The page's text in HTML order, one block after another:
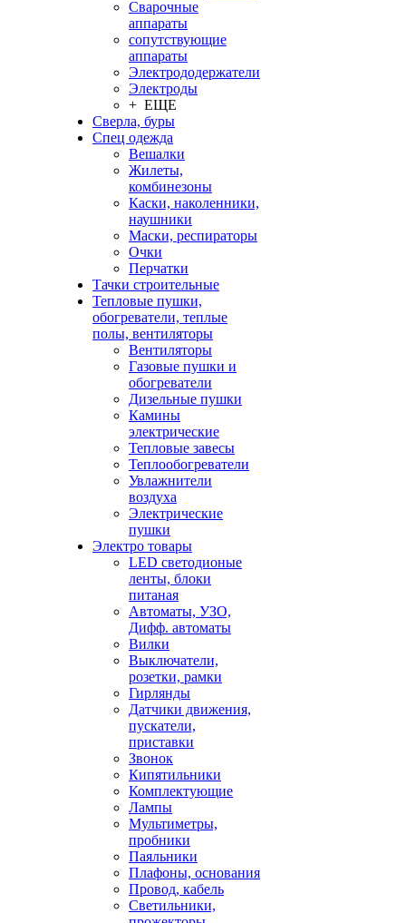
Сварочные
аппараты
сопутствующие
аппараты
Электрододержатели
Электроды
+ ЕЩЕ
Сверла, буры
Спец одежда
Вешалки
Жилеты,
комбинезоны
Каски, наколенники,
наушники
Маски, респираторы
Очки
Перчатки
Тачки строительные
Тепловые пушки,
обогреватели, теплые
полы, вентиляторы
Вентиляторы
Газовые пушки и
обогреватели
Дизельные пушки
Камины
электрические
Тепловые завесы
Теплообогреватели
Увлажнители
воздуха
Электрические
пушки
Электро товары
LED светодионые
ленты, блоки
питаная
Автоматы, УЗО,
Дифф. автоматы
Вилки
Выключатели,
розетки, рамки
Гирлянды
Датчики движения,
пускатели,
приставки
Звонок
Кипятильники
Комплектующие
Лампы
Мультиметры,
пробники
Паяльники
Плафоны, основания
Провод, кабель
Светильники,